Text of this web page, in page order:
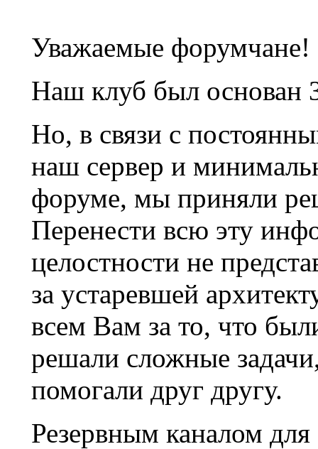
Уважаемые форумчане!
Наш клуб был основан
Но, в связи с
наш сервер и
форуме, мы приняли
Перенести всю эту
целостности не
за устаревшей
всем Вам за то, что
решали сложные
помогали друг другу.
Резервным каналом